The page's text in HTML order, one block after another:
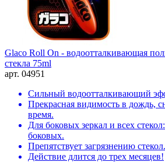
Glaco Roll On - водоотталкивающая
стекла 75ml
арт. 04951
Сильный водоотталкивающий
Прекрасная видимость в дождь,
время.
Для боковых зеркал и всех
боковых.
Препятствует загрязнению стекол.
Действие длится до трех месяцев!